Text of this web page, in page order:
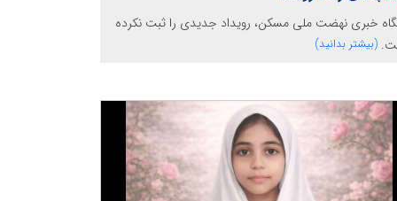
خبری نهضت ملی مسکن، رویداد جدیدی را ثبت نکرده
(بیشتر بدانید)